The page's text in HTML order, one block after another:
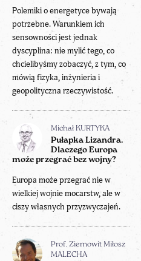
Polemiki o energetyce bywają
potrzebne. Warunkiem ich
sensowności jest jednak
dyscyplina: nie mylić tego, co
chcielibyśmy zobaczyć, z tym, co
mówią fizyka, inżynieria i
geopolityczna rzeczywistość.
Michał KURTYKA
Pułapka Lizandra.
Dlaczego Europa
może przegrać bez wojny?
Europa może przegrać nie w
wielkiej wojnie mocarstw, ale w
ciszy własnych przyzwyczajeń.
Prof. Ziemowit Miłosz
MALECHA